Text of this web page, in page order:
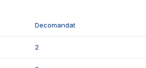
Decomandat
2